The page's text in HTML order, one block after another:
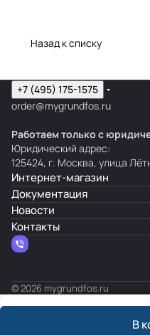
Назад к списку
В
+7 (495) 175-1575
order@mygrundfos.ru
Работаем только с
Юридический адрес:
125424, г. Москва, улица
Интернет-магазин
Документация
Новости
Контакты
© 2026 mygrundfos.ru